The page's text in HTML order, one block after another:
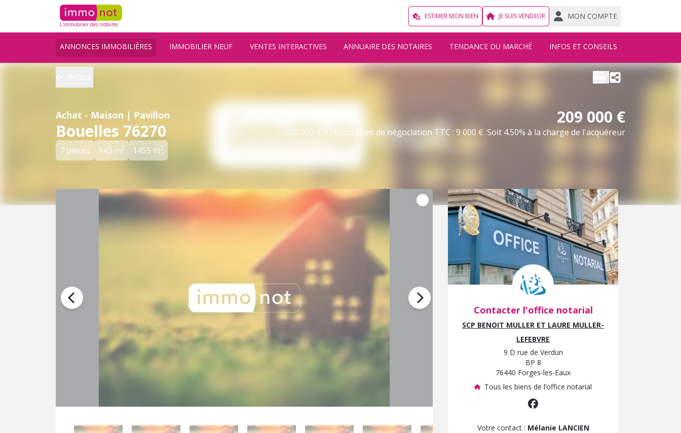
L'immobilier des notaires
ESTIMER MON BIEN JE SUIS VENDEUR MON COMPTE
ANNONCES IMMOBILIÈRES IMMOBILIER NEUF VENTES INTERACTIVES ANNUAIRE DES NOTAIRES TENDANCE DU MARCHÉ INFOS ET CONSEILS
Achat - Maison | Pavillon
Bouelles 76270
7 pièces 143 m2 1455 m2
209 000 €
200 000 € + Honoraires de négociation TTC : 9 000 €. Soit 4.50% à la charge de l'acquéreur
Contacter l'office notarial
SCP BENOIT MULLER ET LAURE MULLER-
LEFEBVRE
9 D rue de Verdun
BP 8
76440 Forges-les-Eaux
Tous les biens de l’office notarial
Votre contact : Mélanie LANCIEN